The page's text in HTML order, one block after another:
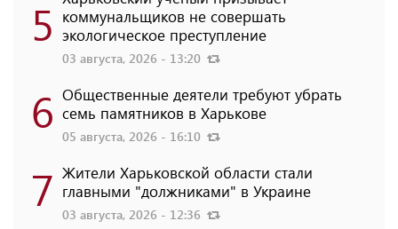
5 коммунальщиков не совершать
экологическое преступление
03 августа, 2026 - 13:20
6 Общественные деятели требуют убрать
семь памятников в Харькове
05 августа, 2026 - 16:10
7 Жители Харьковской области стали
главными "должниками" в Украине
03 августа, 2026 - 12:36